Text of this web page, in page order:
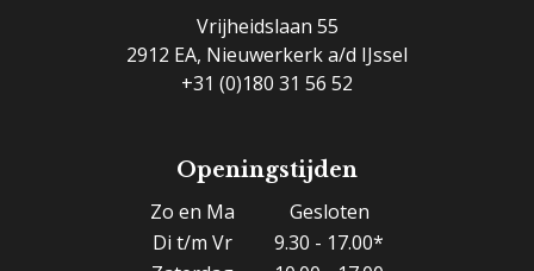
Vrijheidslaan 55
2912 EA, Nieuwerkerk a/d IJssel
+31 (0)180 31 56 52
Openingstijden
Zo en Ma
Gesloten
Di t/m Vr
9.30 - 17.00*